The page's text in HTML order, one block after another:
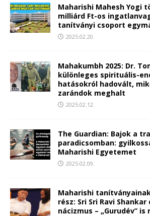
Maharishi Mahesh Yogi
milliárd Ft-os
tanítványi csoport
2025.02.20.
Mahakumbh 2025: Dr.
különleges spirituális-
hatásokról hadovált,
zarándok meghalt
2025.02.12.
The Guardian: Bajok a
paradicsomban:
Maharishi Egyetemet
2025.02.09.
Maharishi
rész: Sri Sri Ravi
nácizmus – „Gurudév” is